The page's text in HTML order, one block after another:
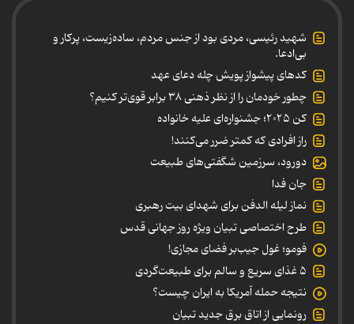
شهید رئیسی، مردی بود از جنس مردم، ساده‌زیست، پرکار و
بی‌ادعا.
کدهای پیشواز پویش چله دعای عهد
چطور خودمان را از نظر ذهنی ۳۸ برابر قوی‌تر کنیم؟
کن ۲۰۲۵؛ جشنواره‌ای علیه خانواده
راز افرادی که کمتر ضرر می‌کنند!
دورود، سرزمین شگفتی‌های طبیعت
جان فدا
نماز لیله الدفن برای شهدای بیت رهبری
طرح اختصاصی تبیان ویژه روز جهانی قدس
فومو؛ غول جیب‌بر فضای مجازی!
۵ غذای سریع و سالم برای طبیعت‌گردی
نتیجه حمله آمریکا به ایران چیست؟
رونمایی از اتاق برق جدید تبیان